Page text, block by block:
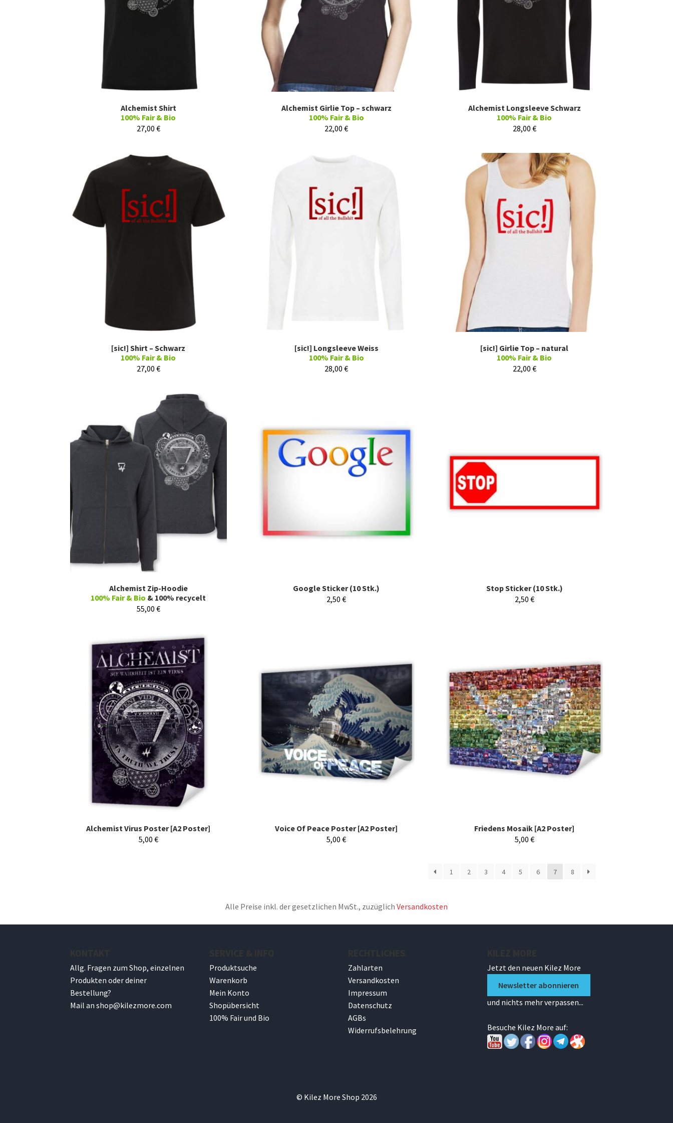
Alchemist Shirt
100% Fair & Bio
27,00 €
Alchemist Girlie Top – schwarz
100% Fair & Bio
22,00€
Alchemist Longsleeve Schwarz
100% Fair & Bio
28,00 €
[sic!] Shirt – Schwarz
100% Fair & Bio
27,00 €
[sic!] Longsleeve Weiss
100% Fair & Bio
28,00€
[sic!] Girlie Top – natural
100% Fair & Bio
22,00 €
Alchemist Zip-Hoodie
100% Fair & Bio & 100% recycelt
55,00 €
Google Sticker (10 Stk.)
2,50€
Stop Sticker (10 Stk.)
2,50 €
Alchemist Virus Poster [A2 Poster]
5,00 €
Voice Of Peace Poster [A2 Poster]
5,00€
Friedens Mosaik [A2 Poster]
5,00 €
1 2 3 4 5 6 7 8
Alle Preise inkl. der gesetzlichen MwSt., zuzüglich Versandkosten
Allg. Fragen zum Shop, einzelnen
Produkten oder deiner
Bestellung?
Mail anshop@kilezmore.com
Produktsuche
Warenkorb
Mein Konto
Shopübersicht
100% Fair und Bio
Zahlarten
Versandkosten
Impressum
Datenschutz
AGBs
Widerrufsbelehrung
Jetzt den neuen Kilez More
Newsletter abonnieren
und nichts mehr verpassen...
Besuche Kilez More auf:
© Kilez More Shop 2026